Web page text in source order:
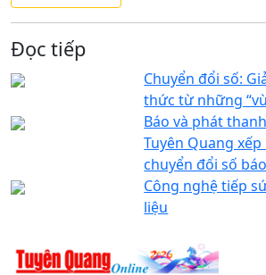
Đọc tiếp
Chuyển đổi số:
thức từ những
Báo và phát
Tuyên Quang
chuyển đổi số
Công nghệ tiếp
liệu